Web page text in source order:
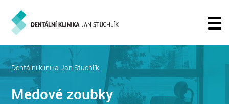
Medové zoubky
Dentální klinika Jan Stuchlík